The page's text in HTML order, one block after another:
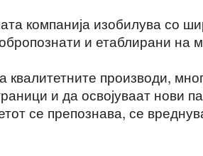
компанија изобилува со
и етаблирани на
квалитетните производи,
и да освојуваат нови
се препознава, се